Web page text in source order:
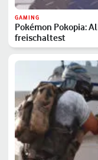
GAMING
Pokémon Pokopia:
freischaltest